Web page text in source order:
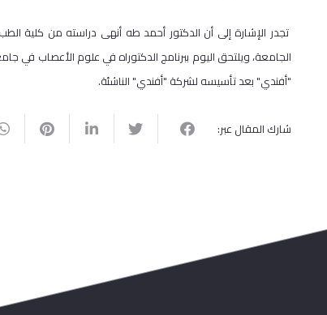
تجدر الإشارة إلى أن الدكتور أحمد طه أنهى دراسته من
الجامعة، ويلتحق اليوم ببرنامج الدكتوراه في علوم الأعصاب في
"أفندي" بعد تأسيسه لشركة "أفندي" الناشئة.
شارك المقال عبر: